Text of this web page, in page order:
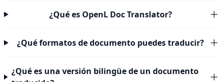
¿Qué es OpenL Doc Translator?
¿Qué formatos de documento puedes traducir?
¿Qué es una versión bilingüe de un documento